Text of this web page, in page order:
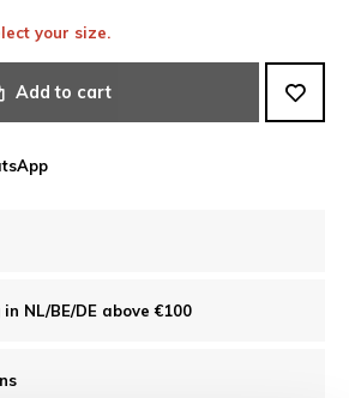
your size.
Add to cart
NL/BE/DE above €100